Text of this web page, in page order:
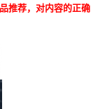
推荐，对内容的正确